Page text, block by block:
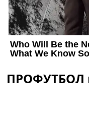
ПРОФУТБОЛ